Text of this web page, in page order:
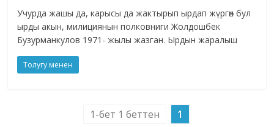
Учурда жашы да, карысы да жактырып ырдап жүргөн бул
ырды акын, милициянын полковниги Жолдошбек
Бузурманкулов 1971- жылы жазган. Ырдын жаралыш
Толугу менен
1-бет 1 беттен 1